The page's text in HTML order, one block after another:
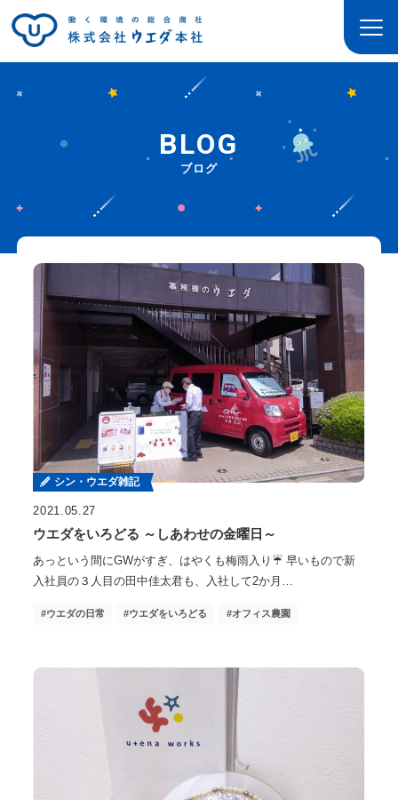
BLOG
ブログ
シン・ウエダ雑記
2021.05.27
ウエダをいろどる ～しあわせの金曜日～
あっという間にGWがすぎ、はやくも梅雨入り☔ 早いもので新
入社員の３人目の田中佳太君も、入社して2か月…
ウエダの日常 ウエダをいろどる オフィス農園